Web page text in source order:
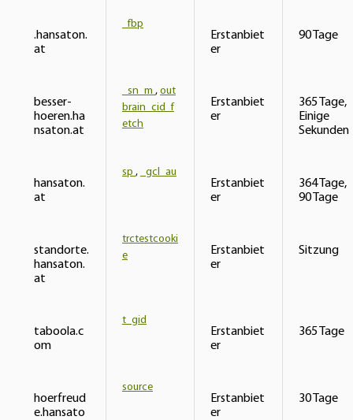
.hansaton.
at
_fbp
Erstanbiet
er
90 Tage
besser-
hoeren.ha
nsaton.at
_sn_m , out
brain_cid_f
etch
Erstanbiet
er
365 Tage,
Einige
Sekunden
hansaton.
at
sp , _gcl_au
Erstanbiet
er
364 Tage,
90 Tage
standorte.
hansaton.
at
trctestcooki
e
Erstanbiet
er
Sitzung
taboola.c
om
t_gid
Erstanbiet
er
365 Tage
hoerfreud
e.hansato
source
Erstanbiet
er
30 Tage